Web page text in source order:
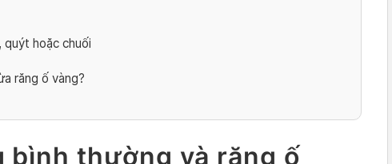
quýt hoặc chuối
răng ố vàng?
bình thường và răng ố